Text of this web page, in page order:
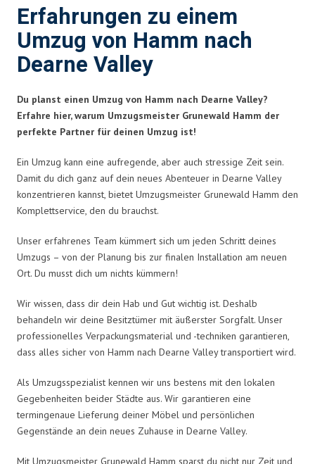
Erfahrungen zu einem
Umzug von Hamm nach
Dearne Valley
Du planst einen Umzug von Hamm nach Dearne Valley?
Erfahre hier, warum Umzugsmeister Grunewald Hamm der
perfekte Partner für deinen Umzug ist!
Ein Umzug kann eine aufregende, aber auch stressige Zeit sein.
Damit du dich ganz auf dein neues Abenteuer in Dearne Valley
konzentrieren kannst, bietet Umzugsmeister Grunewald Hamm den
Komplettservice, den du brauchst.
Unser erfahrenes Team kümmert sich um jeden Schritt deines
Umzugs – von der Planung bis zur finalen Installation am neuen
Ort. Du musst dich um nichts kümmern!
Wir wissen, dass dir dein Hab und Gut wichtig ist. Deshalb
behandeln wir deine Besitztümer mit äußerster Sorgfalt. Unser
professionelles Verpackungsmaterial und -techniken garantieren,
dass alles sicher von Hamm nach Dearne Valley transportiert wird.
Als Umzugsspezialist kennen wir uns bestens mit den lokalen
Gegebenheiten beider Städte aus. Wir garantieren eine
termingenaue Lieferung deiner Möbel und persönlichen
Gegenstände an dein neues Zuhause in Dearne Valley.
Mit Umzugsmeister Grunewald Hamm sparst du nicht nur Zeit und